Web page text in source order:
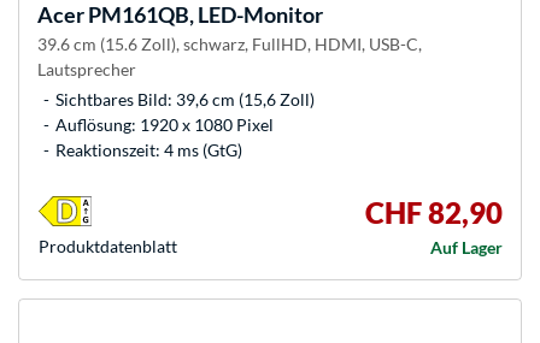
AcerPM161QB, LED-Monitor
39.6 cm (15.6 Zoll), schwarz, FullHD, HDMI, USB-C,
Lautsprecher
Sichtbares Bild: 39,6 cm (15,6 Zoll)
Auflösung: 1920 x 1080 Pixel
Reaktionszeit: 4 ms (GtG)
CHF 82,90
Auf Lager
Produkt­datenblatt